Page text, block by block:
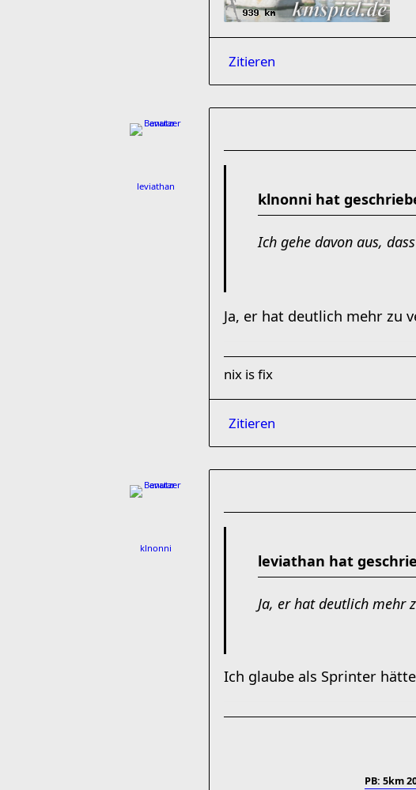
Zitieren
leviathan
klnonni hat
Ich gehe davon aus,
Ja, er hat deutlich mehr zu
nix is fix
Zitieren
klnonni
leviathan hat
Ja, er hat deutlich mehr
Ich glaube als Sprinter
PB: 5km